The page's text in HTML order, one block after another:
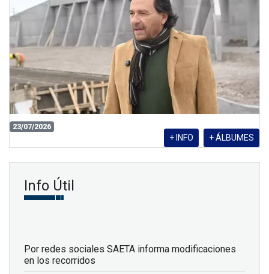
23/07/2026
+ ÁLBUMES
+ INFO
Info Útil
Por redes sociales SAETA informa modificaciones
en los recorridos